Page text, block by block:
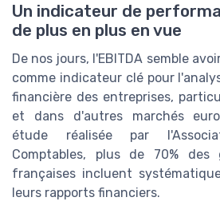
Un indicateur de
de plus en plus en vue
De nos jours, l'EBITDA semble
comme indicateur clé pour
financière des entreprises,
et dans d'autres marchés
étude réalisée par
Comptables, plus de 70% des
françaises incluent
leurs rapports financiers.